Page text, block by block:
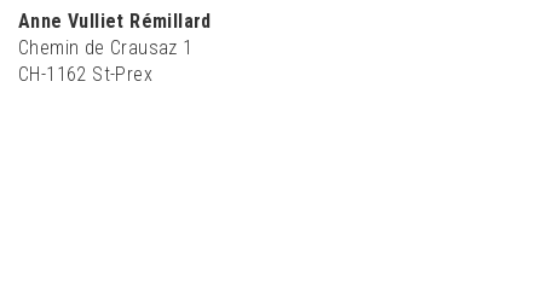
Anne Vulliet Rémillard
Chemin de Crausaz 1
CH-1162 St-Prex